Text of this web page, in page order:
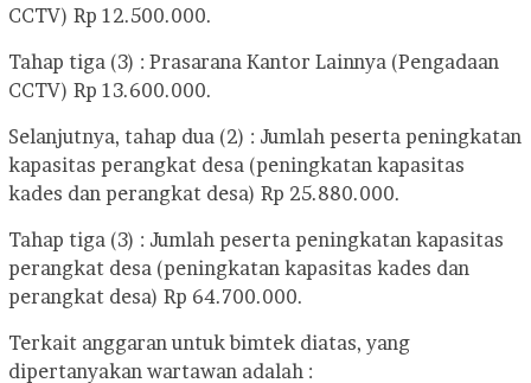
CCTV) Rp 12.500.000.
Tahap tiga (3) : Prasarana Kantor Lainnya (Pengadaan
CCTV) Rp 13.600.000.
Selanjutnya, tahap dua (2) : Jumlah peserta peningkatan
kapasitas perangkat desa (peningkatan kapasitas
kades dan perangkat desa) Rp 25.880.000.
Tahap tiga (3) : Jumlah peserta peningkatan kapasitas
perangkat desa (peningkatan kapasitas kades dan
perangkat desa) Rp 64.700.000.
Terkait anggaran untuk bimtek diatas, yang
dipertanyakan wartawan adalah :